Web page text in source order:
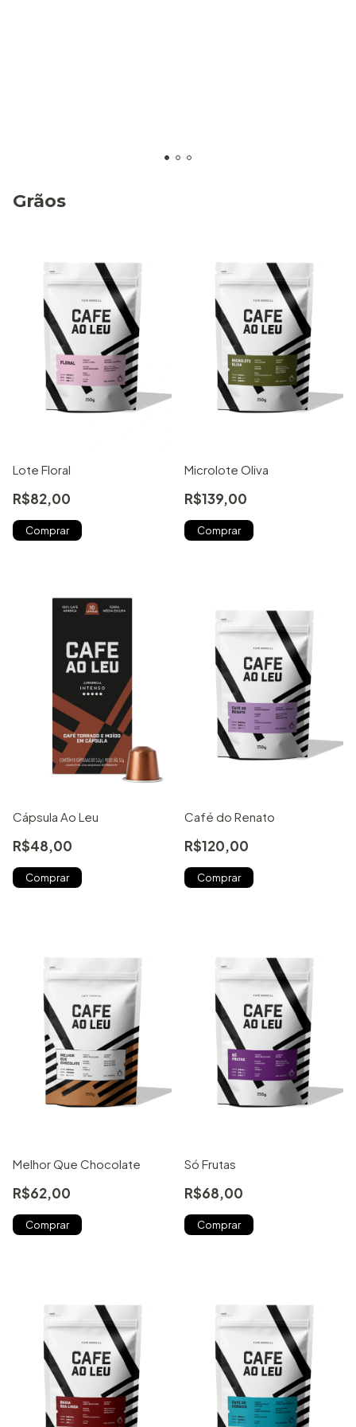
Grãos
Lote Floral
R$82,00
Comprar
Microlote Oliva
R$139,00
Comprar
Cápsula Ao Leu
R$48,00
Comprar
Café do Renato
R$120,00
Comprar
Melhor Que Chocolate
R$62,00
Comprar
Só Frutas
R$68,00
Comprar